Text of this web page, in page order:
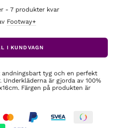
- 7 produkter kvar
Footway+
I KUNDVAGN
tyg och en perfekt
är gjorda av 100%
Färgen på produkten är